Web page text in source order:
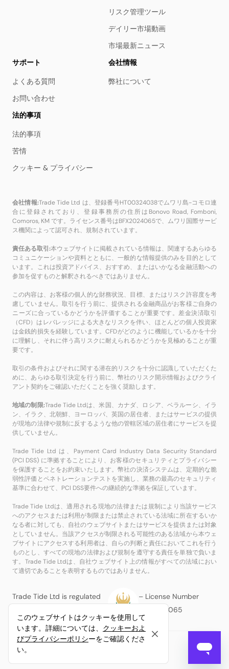
リスク管理ツール
デイリー市場動画
市場最新ニュース
サポート
よくある質問
お問い合わせ
会社情報
弊社について
法的事項
法的事項
苦情
クッキー & プライバシー
会社情報:Trade Tide Ltd は、登録番号HT00324038でムワリ島-コモロ連
合に登録されており、登録事務所の住所はBonovo Road, Fomboni,
Comoros, KM です。ライセンス番号はBFX2024065で、ムワリ国際サービ
ス機関によって認可され、規制されています。
責任ある取引:本ウェブサイトに掲載されている情報は、関連するあらゆる
コミュニケーションや資料とともに、一般的な情報提供のみを目的として
います。これは投資アドバイス、おすすめ、またはいかなる金融活動への
参加を促すものと解釈されるべきではありません。
この内容は、お客様の個人的な財務状況、目標、またはリスク許容度を考
慮していません。取引を行う前に、提供される金融商品がお客様ご自身の
ニーズに合っているかどうかを評価することが重要です。差金決済取引
（CFD）はレバレッジによる大きなリスクを伴い、ほとんどの個人投資家
は金銭的損失を経験しています。CFDがどのように機能しているかを十分
に理解し、それに伴う高リスクに耐えられるかどうかを見極めることが重
要です。
取引の条件およびそれに関する潜在的リスクを十分に認識していただくた
めに、あらゆる取引決定を行う前に、幣社のリスク開示情報およびクライ
アント契約をご確認いただくことを強く奨励します。
地域の制限:Trade Tide Ltdは、米国、カナダ、ロシア、ベラルーシ、イラ
ン、イラク、北朝鮮、ヨーロッパ、英国の居住者、またはサービスの提供
が現地の法律や規制に反するような他の管轄区域の居住者にサービスを提
供していません。
Trade Tide Ltd は、Payment Card Industry Data Security Standard
(PCI DSS) に準拠することにより、お客様のセキュリティとプライバシー
を保護することをお約束いたします。幣社の決済システムは、定期的な脆
弱性評価とペネトレーションテストを実施し、業務の最高のセキュリティ
基準に合わせて、PCI DSS要件への継続的な準拠を保証しています。
Trade Tide Ltdは、適用される現地の法律または規制により当該サービス
へのアクセスまたは利用が制限または禁止されている法域に所在するいか
なる者に対しても、自社のウェブサイトまたはサービスを提供または対象
としていません。当該アクセスが制限される可能性のある法域から本ウェ
ブサイトにアクセスする利用者は、自らの判断と責任においてこれを行う
ものとし、すべての現地の法律および規制を遵守する責任を単独で負いま
す。Trade Tide Ltdは、自社ウェブサイト上の情報がすべての法域におい
て適切であることを表明するものではありません。
Trade Tide Ltd is regulated
– License Number
BFX2024065
© Copyright Trade Tide Ltd.無断複写・転載を禁じます。
このウェブサイトはクッキーを使用して
います。詳細については、 クッキーおよ
びプライバシーポリシーをご確認くださ
い。